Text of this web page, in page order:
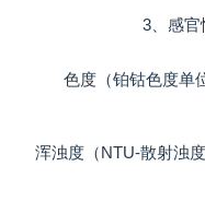
3、感官
色度（铂钴色度单
浑浊度（NTU-散射浊度